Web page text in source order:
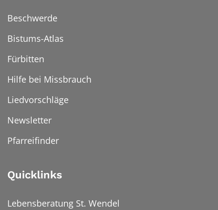
Beschwerde
Bistums-Atlas
Fürbitten
Hilfe bei Missbrauch
Liedvorschläge
Newsletter
Pfarreifinder
Quicklinks
Lebensberatung St. Wendel